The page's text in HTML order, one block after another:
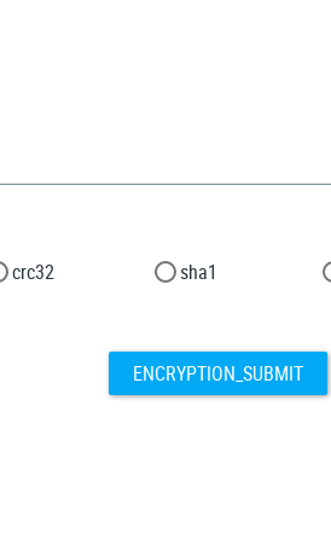
crc32 sha1
ENCRYPTION_SUBMIT